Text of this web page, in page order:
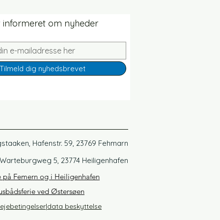
informeret om nyheder
Tilmeld dig nyhedsbrevet
Hafenstr. 59, 23769 Fehmarn
5, 23774 Heiligenhafen
på Femern og i Heiligenhafen
ved Østersøen
|data beskyttelse